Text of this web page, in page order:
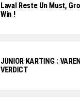
Laval Reste Un Must,
Win !
JUNIOR KARTING :
VERDICT